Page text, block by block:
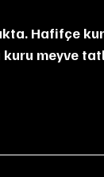
meyve